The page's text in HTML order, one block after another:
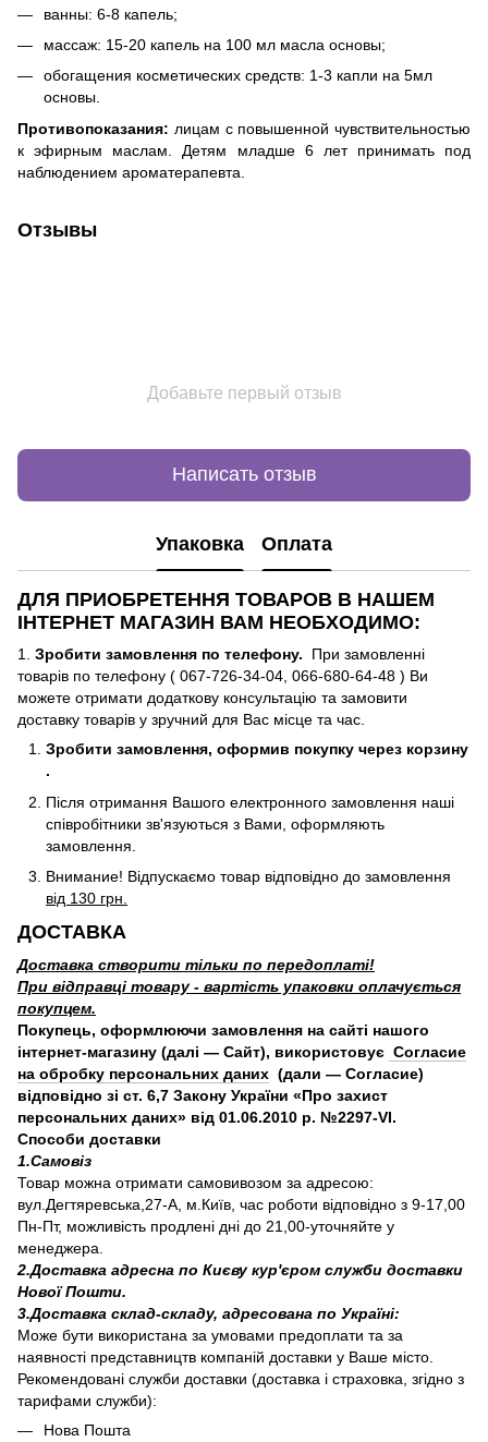
ванны: 6-8 капель;
массаж: 15-20 капель на 100 мл масла основы;
обогащения косметических средств: 1-3 капли на 5мл
основы.
Противопоказания: лицам с повышенной чувствительностью
к эфирным маслам. Детям младше 6 лет принимать под
наблюдением ароматерапевта.
Отзывы
Добавьте первый отзыв
Написать отзыв
Упаковка Оплата
ДЛЯ ПРИОБРЕТЕННЯ ТОВАРОВ В НАШЕМ
ІНТЕРНЕТ МАГАЗИН ВАМ НЕОБХОДИМО:
1. Зробити замовлення по телефону. При замовленні
товарів по телефону ( 067-726-34-04, 066-680-64-48 ) Ви
можете отримати додаткову консультацію та замовити
доставку товарів у зручний для Вас місце та час.
Зробити замовлення, оформив покупку через корзину
.
Після отримання Вашого електронного замовлення наші
співробітники зв'язуються з Вами, оформляють
замовлення.
Внимание! Відпускаємо товар відповідно до замовлення
від 130 грн.
ДОСТАВКА
Доставка створити тільки по передоплаті!
При відправці товару - вартість упаковки оплачується
покупцем.
Покупець, оформлюючи замовлення на сайті нашого
інтернет-магазину (далі — Сайт), використовує Согласие
на обробку персональних даних (дали — Согласие)
відповідно зі ст. 6,7 Закону України «Про захист
персональних даних» від 01.06.2010 р. №2297-VI.
Способи доставки
1.Самовіз
Товар можна отримати самовивозом за адресою:
вул.Дегтяревська,27-А, м.Київ, час роботи відповідно з 9-17,00
Пн-Пт, можливість продлені дні до 21,00-уточняйте у
менеджера.
2.Доставка адресна по Києву кур'єром служби доставки
Нової Пошти.
3.Доставка склад-складу, адресована по Україні:
Може бути використана за умовами предоплати та за
наявності представництв компаній доставки у Ваше місто.
Рекомендовані служби доставки (доставка і страховка, згідно з
тарифами служби):
Нова Пошта